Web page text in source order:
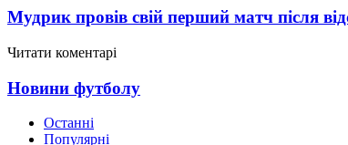
Мудрик провів свій перший матч після
Читати коментарі
Новини футболу
Останні
Популярні